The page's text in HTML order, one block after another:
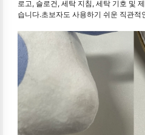
로고, 슬로건, 세탁 지침, 세탁 기호 및
습니다.초보자도 사용하기 쉬운 직관적